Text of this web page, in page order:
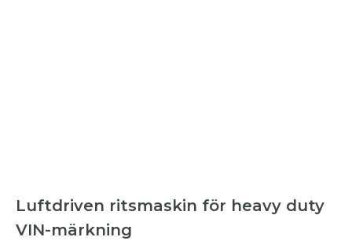
Luftdriven ritsmaskin för heavy duty
VIN-märkning